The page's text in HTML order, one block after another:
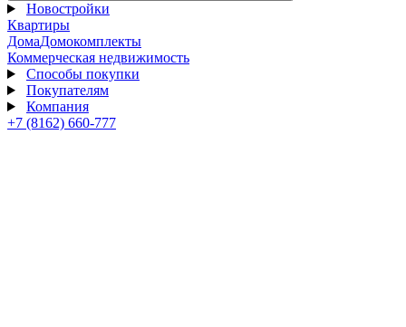
Новостройки
Квартиры
ДомаДомокомплекты
Коммерческая недвижимость
Способы покупки
Покупателям
Компания
+7 (8162) 660-777